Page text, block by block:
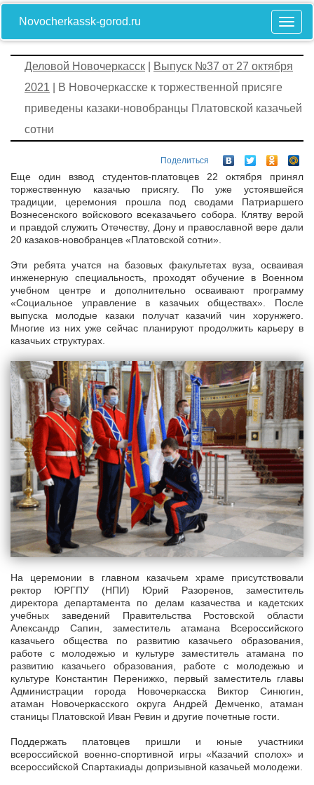
Novocherkassk-gorod.ru
Деловой Новочеркасск
Выпуск №37 от 27 октября
2021 | В Новочеркасске к торжественной присяге
приведены казаки-новобранцы Платовской казачьей
сотни
Поделиться
Еще один взвод студентов-платовцев 22 октября принял
торжественную казачью присягу. По уже устоявшейся
традиции, церемония прошла под сводами Патриаршего
Вознесенского войскового всеказачьего собора. Клятву верой
и правдой служить Отечеству, Дону и православной вере дали
20 казаков-новобранцев «Платовской сотни».
Эти ребята учатся на базовых факультетах вуза, осваивая
инженерную специальность, проходят обучение в Военном
учебном центре и дополнительно осваивают программу
«Социальное управление в казачьих обществах». После
выпуска молодые казаки получат казачий чин хорунжего.
Многие из них уже сейчас планируют продолжить карьеру в
казачьих структурах.
На церемонии в главном казачьем храме присутствовали
ректор ЮРГПУ (НПИ) Юрий Разоренов, заместитель
директора департамента по делам казачества и кадетских
учебных заведений Правительства Ростовской области
Александр Сапин, заместитель атамана Всероссийского
казачьего общества по развитию казачьего образования,
работе с молодежью и культуре заместитель атамана по
развитию казачьего образования, работе с молодежью и
культуре Константин Перенижко, первый заместитель главы
Администрации города Новочеркасска Виктор Синюгин,
атаман Новочеркасского округа Андрей Демченко, атаман
станицы Платовской Иван Ревин и другие почетные гости.
Поддержать платовцев пришли и юные участники
всероссийской военно-спортивной игры «Казачий сполох» и
всероссийской Спартакиады допризывной казачьей молодежи.